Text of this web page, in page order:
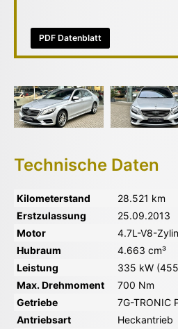
PDF Datenblatt
Technische Daten
Kilometerstand
28.521 km
Erstzulassung
25.09.2013
Motor
4.7L-V8-
Hubraum
4.663 cm³
Leistung
335 kW
Max. Drehmoment
700 Nm
Getriebe
7G-TRONIC
Antriebsart
Heckantrieb